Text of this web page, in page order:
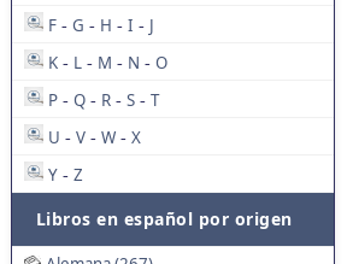
F - G - H - I - J
K - L - M - N - O
P - Q - R - S - T
U - V - W - X
Y - Z
Libros en español por origen